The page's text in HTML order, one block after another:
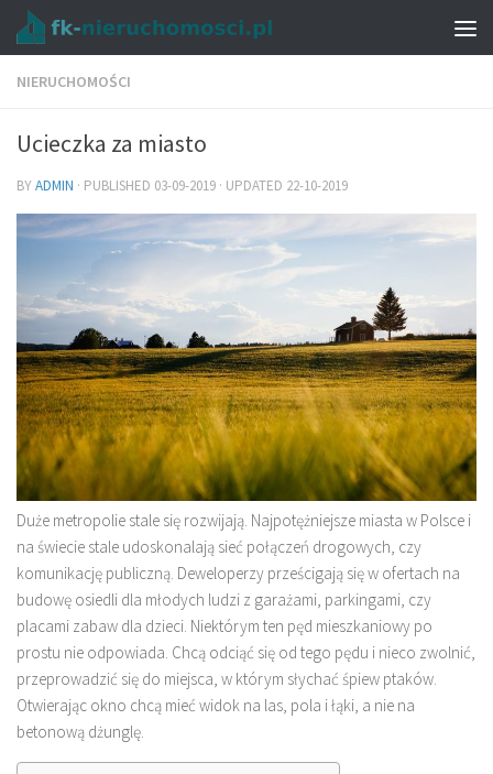
NIERUCHOMOŚCI
Ucieczka za miasto
BYADMIN · PUBLISHED 03-09-2019 · UPDATED 22-10-2019
Duże metropolie stale się rozwijają. Najpotężniejsze miasta w Polsce i
na świecie stale udoskonalają sieć połączeń drogowych, czy
komunikację publiczną. Deweloperzy prześcigają się w ofertach na
budowę osiedli dla młodych ludzi z garażami, parkingami, czy
placami zabaw dla dzieci. Niektórym ten pęd mieszkaniowy po
prostu nie odpowiada. Chcą odciąć się od tego pędu i nieco zwolnić,
przeprowadzić się do miejsca, w którym słychać śpiew ptaków.
Otwierając okno chcą mieć widok na las, pola i łąki, a nie na
betonową dżunglę.